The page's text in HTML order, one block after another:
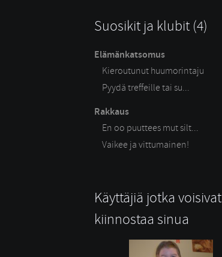
Suosikit ja klubit (4)
Elämänkatsomus
Kieroutunut huumorintaju
Pyydä treffeille tai su...
Rakkaus
En oo puuttees mut silt...
Vaikee ja vittumainen!
Käyttäjiä jotka voisivat
kiinnostaa sinua